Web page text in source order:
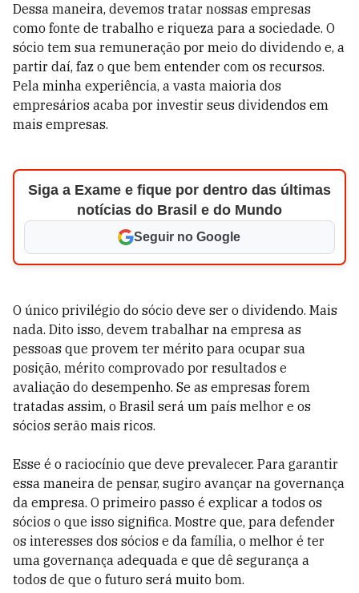
Dessa maneira, devemos tratar nossas empresas
como fonte de trabalho e riqueza para a sociedade. O
sócio tem sua remuneração por meio do dividendo e, a
partir daí, faz o que bem entender com os recursos.
Pela minha experiência, a vasta maioria dos
empresários acaba por investir seus dividendos em
mais empresas.
Siga a Exame e fique por dentro das últimas
notícias do Brasil e do Mundo
Seguir no Google
O único privilégio do sócio deve ser o dividendo. Mais
nada. Dito isso, devem trabalhar na empresa as
pessoas que provem ter mérito para ocupar sua
posição, mérito comprovado por resultados e
avaliação do desempenho. Se as empresas forem
tratadas assim, o Brasil será um país melhor e os
sócios serão mais ricos.
Esse é o raciocínio que deve prevalecer. Para garantir
essa maneira de pensar, sugiro avançar na governança
da empresa. O primeiro passo é explicar a todos os
sócios o que isso significa. Mostre que, para defender
os interesses dos sócios e da família, o melhor é ter
uma governança adequada e que dê segurança a
todos de que o futuro será muito bom.